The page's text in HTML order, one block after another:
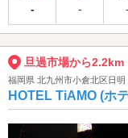
-
-
-
旦過市場から2.2km
福岡県 北九州市小倉北区日明
HOTEL TiAMO (ホ